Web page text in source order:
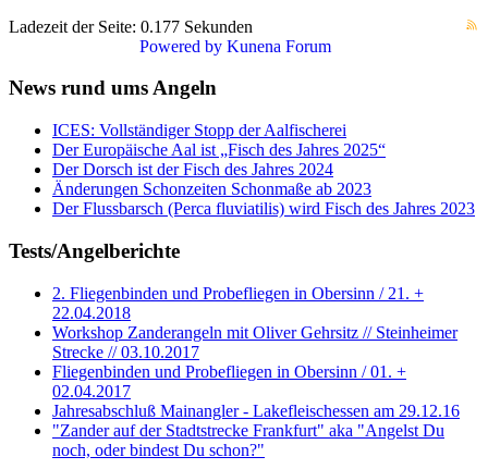
Ladezeit der Seite: 0.177 Sekunden
Powered by Kunena Forum
News rund ums Angeln
ICES: Vollständiger Stopp der Aalfischerei
Der Europäische Aal ist „Fisch des Jahres 2025“
Der Dorsch ist der Fisch des Jahres 2024
Änderungen Schonzeiten Schonmaße ab 2023
Der Flussbarsch (Perca fluviatilis) wird Fisch des Jahres 2023
Tests/Angelberichte
2. Fliegenbinden und Probefliegen in Obersinn / 21. +
22.04.2018
Workshop Zanderangeln mit Oliver Gehrsitz // Steinheimer
Strecke // 03.10.2017
Fliegenbinden und Probefliegen in Obersinn / 01. +
02.04.2017
Jahresabschluß Mainangler - Lakefleischessen am 29.12.16
"Zander auf der Stadtstrecke Frankfurt" aka "Angelst Du
noch, oder bindest Du schon?"